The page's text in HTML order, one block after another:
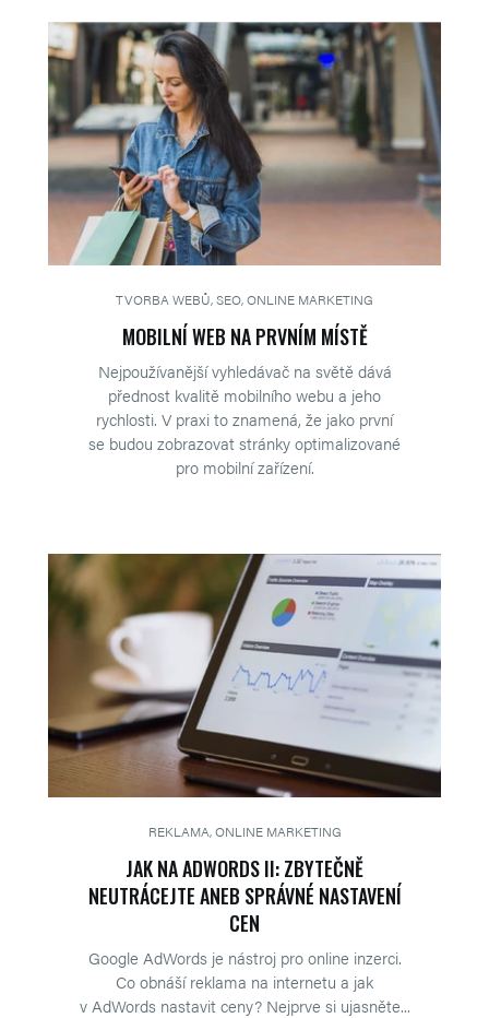
TVORBA WEBŮ, SEO, ONLINE MARKETING
MOBILNÍ WEB NA PRVNÍM MÍSTĚ
Nejpoužívanější vyhledávač na světě dává
přednost kvalitě mobilního webu a jeho
rychlosti. V praxi to znamená, že jako první
se budou zobrazovat stránky optimalizované
pro mobilní zařízení.
REKLAMA, ONLINE MARKETING
JAK NA ADWORDS II: ZBYTEČNĚ
NEUTRÁCEJTE ANEB SPRÁVNÉ NASTAVENÍ
CEN
Google AdWords je nástroj pro online inzerci.
Co obnáší reklama na internetu a jak
v AdWords nastavit ceny? Nejprve si ujasněte...